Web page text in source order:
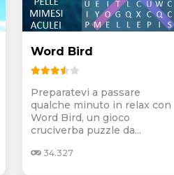
Word Bird
Preparatevi a passare
qualche minuto in relax con
Word Bird, un gioco
cruciverba puzzle da...
34.327